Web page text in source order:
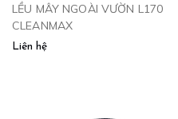
LỀU MÂY NGOÀI VƯỜN L170
CLEANMAX
Liên hệ